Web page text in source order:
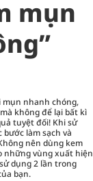
mụn
mụn nhanh chóng,
không để lại bất kì
tuyệt đối! Khi sử
làm sạch và
nên dùng kem
những vùng xuất hiện
dụng 2 lần trong
bạn.